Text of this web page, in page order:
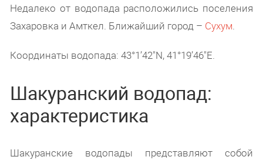
Недалеко от водопада расположились поселения
Захаровка и Амткел. Ближайший город – Сухум
Координаты водопада: 43°1’42″N, 41°19’46″E.
Шакуранский водопад:
характеристика
Шакуранские водопады представляют собой